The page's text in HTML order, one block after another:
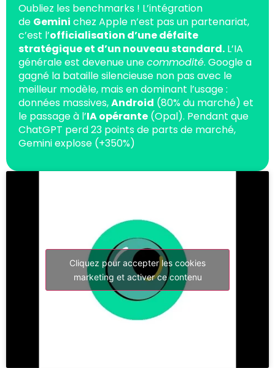
Oubliez les benchmarks ! L’intégration
de Gemini chez Apple n’est pas un partenariat,
c’est l’officialisation d’une défaite
stratégique et d’un nouveau standard. L’IA
générale est devenue unecommodité. Google a
gagné la bataille silencieuse non pas avec le
meilleur modèle, mais en dominant l’usage :
données massives,Android (80% du marché) et
le passage à l’IA opérante (Opal). Pendant que
ChatGPT perd 23 points de parts de marché,
Gemini explose (+350%)
Cliquez pour accepter les cookies
marketing et activer ce contenu